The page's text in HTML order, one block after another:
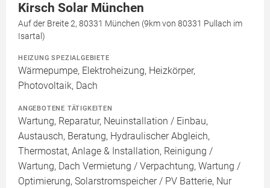
Kirsch Solar München
Auf der Breite 2, 80331 München (9km von 80331 Pullach im
Isartal)
HEIZUNG SPEZIALGEBIETE
Wärmepumpe, Elektroheizung, Heizkörper,
Photovoltaik, Dach
ANGEBOTENE TÄTIGKEITEN
Wartung, Reparatur, Neuinstallation / Einbau,
Austausch, Beratung, Hydraulischer Abgleich,
Thermostat, Anlage & Installation, Reinigung /
Wartung, Dach Vermietung / Verpachtung, Wartung /
Optimierung, Solarstromspeicher / PV Batterie, Nur